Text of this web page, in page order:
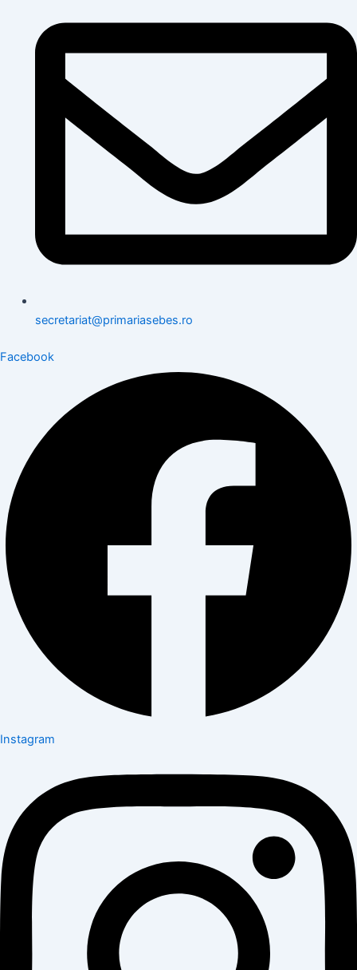
secretariat@primariasebes.ro
Facebook
Instagram